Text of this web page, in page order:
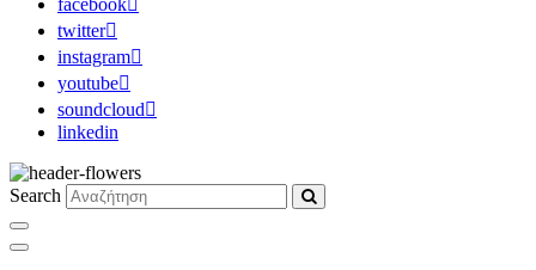
facebook
twitter
instagram
youtube
soundcloud
linkedin
Search